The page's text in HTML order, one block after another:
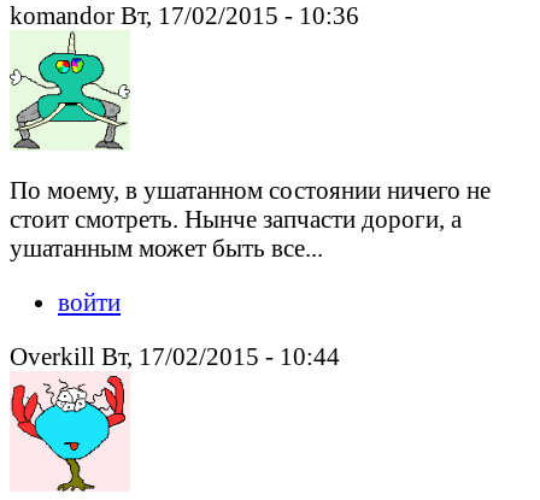
komandor Вт, 17/02/2015 - 10:36
По моему, в ушатанном состоянии ничего не
стоит смотреть. Нынче запчасти дороги, а
ушатанным может быть все...
войти
Overkill Вт, 17/02/2015 - 10:44